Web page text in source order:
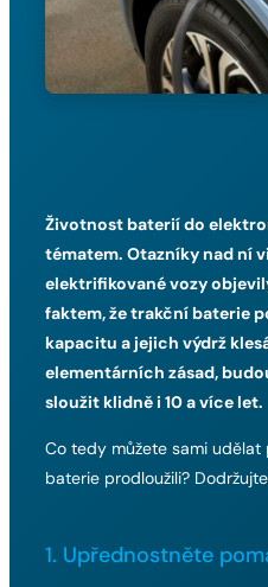
Životnost baterií do
tématem. Otazníky nad ní
elektrifikované vozy
faktem, že trakční baterie
kapacitu a jejich výdrž
elementárních zásad,
sloužit klidně i 10 a více let.
Co tedy můžete sami
baterie prodloužili?
1. Upřednostněte